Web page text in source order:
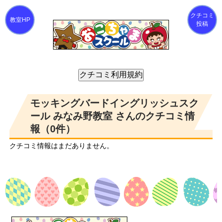
クチコミ
投稿
モッキングバードイングリッシュスク
ール みなみ野教室 さんのクチコミ情
報（0件）
クチコミ情報はまだありません。